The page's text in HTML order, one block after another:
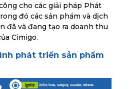
cho các giải pháp Phát
đó các sản phẩm và dịch
đã và đang tạo ra doanh thu
Cimigo.
phát triển sản phẩm